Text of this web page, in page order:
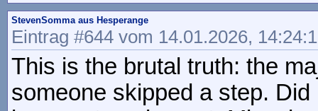
StevenSomma aus Hesperange
Eintrag #644 vom 14.01.2026,
This is the brutal truth: the
someone skipped a step.